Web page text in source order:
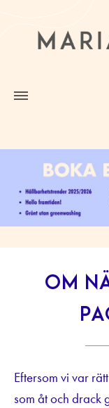
Om
Eftersom vi var
som åt och drack